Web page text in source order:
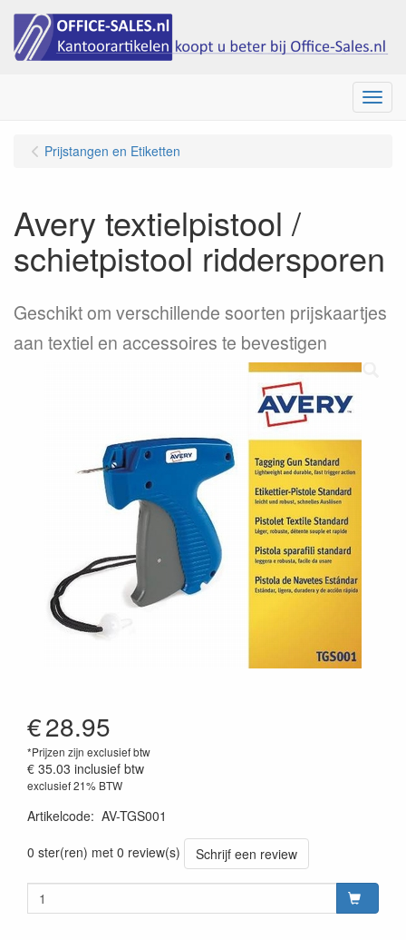
Menu
Prijstangen en Etiketten
Avery textielpistool /
schietpistool riddersporen
Geschikt om verschillende soorten prijskaartjes
aan textiel en accessoires te bevestigen
€28.95
*Prijzen zijn exclusief btw
€ 35.03 inclusief btw
exclusief 21% BTW
Artikelcode: AV-TGS001
0 ster(ren) met 0 review(s)
Schrijf een review